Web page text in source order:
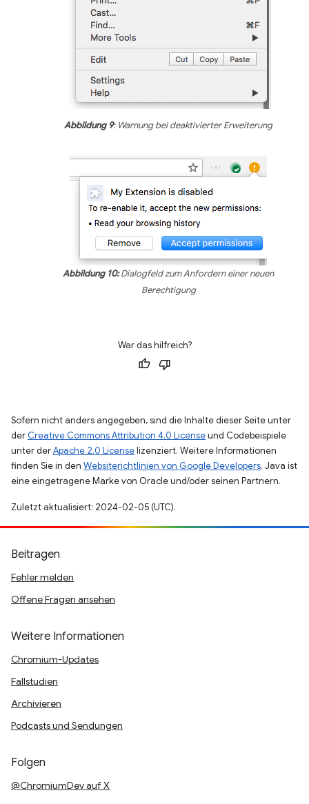
Abbildung 9: Warnung bei deaktivierter Erweiterung
Abbildung 10:Dialogfeld zum Anfordern einer neuen
Berechtigung
War das hilfreich?
Sofern nicht anders angegeben, sind die Inhalte dieser Seite unter
der Creative Commons Attribution 4.0 Licenseund Codebeispiele
unter derApache 2.0 Licenselizenziert. Weitere Informationen
finden Sie in den Websiterichtlinien von Google Developers. Java ist
eine eingetragene Marke von Oracle und/oder seinen Partnern.
Zuletzt aktualisiert: 2024-02-05 (UTC).
Beitragen
Fehler melden
Offene Fragen ansehen
Weitere Informationen
Chromium-Updates
Fallstudien
Archivieren
Podcasts und Sendungen
Folgen
@ChromiumDev auf X